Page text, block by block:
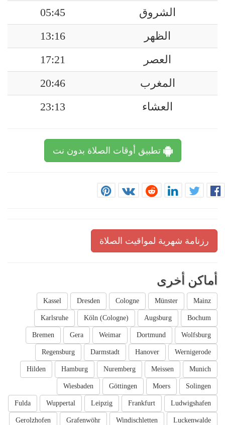
الشروق
05:45
الظهر
13:16
العصر
17:21
المغرب
20:46
العشاء
23:13
تطبيق أوقات الصلاة بدون نت
رزنامة شهرية لمواقيت الصلاة
أماكن أخرى
Mainz
Münster
Cologne
Dresden
Kassel
Bochum
Augsburg
Köln (Cologne)
Karlsruhe
Wolfsburg
Dortmund
Weimar
Gera
Bremen
Wernigerode
Hanover
Darmstadt
Regensburg
Munich
Meissen
Nuremberg
Hamburg
Hilden
Solingen
Moers
Göttingen
Wiesbaden
Ludwigshafen
Frankfurt
Leipzig
Wuppertal
Fulda
Luckenwalde
Windischletten
Grafenwöhr
Gerolzhofen